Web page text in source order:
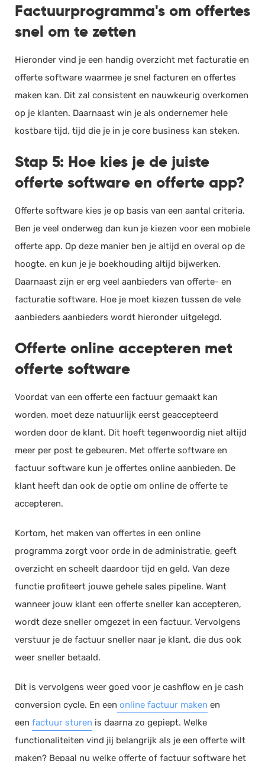
Factuurprogramma's om offertes
snel om te zetten
Hieronder vind je een handig overzicht met facturatie en
offerte software waarmee je snel facturen en offertes
maken kan. Dit zal consistent en nauwkeurig overkomen
op je klanten. Daarnaast win je als ondernemer hele
kostbare tijd, tijd die je in je core business kan steken.
Stap 5: Hoe kies je de juiste
offerte software en offerte app?
Offerte software kies je op basis van een aantal criteria.
Ben je veel onderweg dan kun je kiezen voor een mobiele
offerte app. Op deze manier ben je altijd en overal op de
hoogte. en kun je je boekhouding altijd bijwerken.
Daarnaast zijn er erg veel aanbieders van offerte- en
facturatie software. Hoe je moet kiezen tussen de vele
aanbieders aanbieders wordt hieronder uitgelegd.
Offerte online accepteren met
offerte software
Voordat van een offerte een factuur gemaakt kan
worden, moet deze natuurlijk eerst geaccepteerd
worden door de klant. Dit hoeft tegenwoordig niet altijd
meer per post te gebeuren. Met offerte software en
factuur software kun je offertes online aanbieden. De
klant heeft dan ook de optie om online de offerte te
accepteren.
Kortom, het maken van offertes in een online
programma zorgt voor orde in de administratie, geeft
overzicht en scheelt daardoor tijd en geld. Van deze
functie profiteert jouwe gehele sales pipeline. Want
wanneer jouw klant een offerte sneller kan accepteren,
wordt deze sneller omgezet in een factuur. Vervolgens
verstuur je de factuur sneller naar je klant, die dus ook
weer sneller betaald.
Dit is vervolgens weer goed voor je cashflow en je cash
conversion cycle. En een online factuur maken en
een factuur sturen is daarna zo gepiept. Welke
functionaliteiten vind jij belangrijk als je een offerte wilt
maken? Bepaal nu welke offerte of factuur software het